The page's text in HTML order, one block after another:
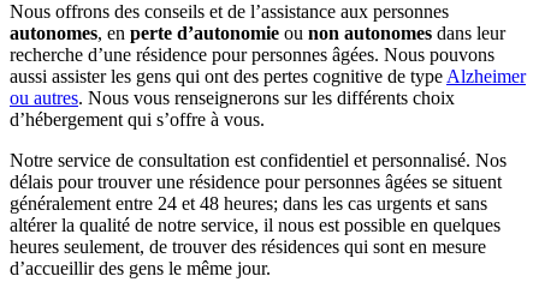
Nous offrons des conseils et de l’assistance aux personnes
autonomes, en perte d’autonomie ou non autonomes dans leur
recherche d’une résidence pour personnes âgées. Nous pouvons
aussi assister les gens qui ont des pertes cognitive de type Alzheimer
ou autres. Nous vous renseignerons sur les différents choix
d’hébergement qui s’offre à vous.
Notre service de consultation est confidentiel et personnalisé. Nos
délais pour trouver une résidence pour personnes âgées se situent
généralement entre 24 et 48 heures; dans les cas urgents et sans
altérer la qualité de notre service, il nous est possible en quelques
heures seulement, de trouver des résidences qui sont en mesure
d’accueillir des gens le même jour.